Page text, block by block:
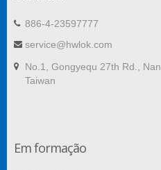
886-4-23597777
service@hwlok.com
No.1, Gongyequ 27th Rd.,
Taiwan
Em formação